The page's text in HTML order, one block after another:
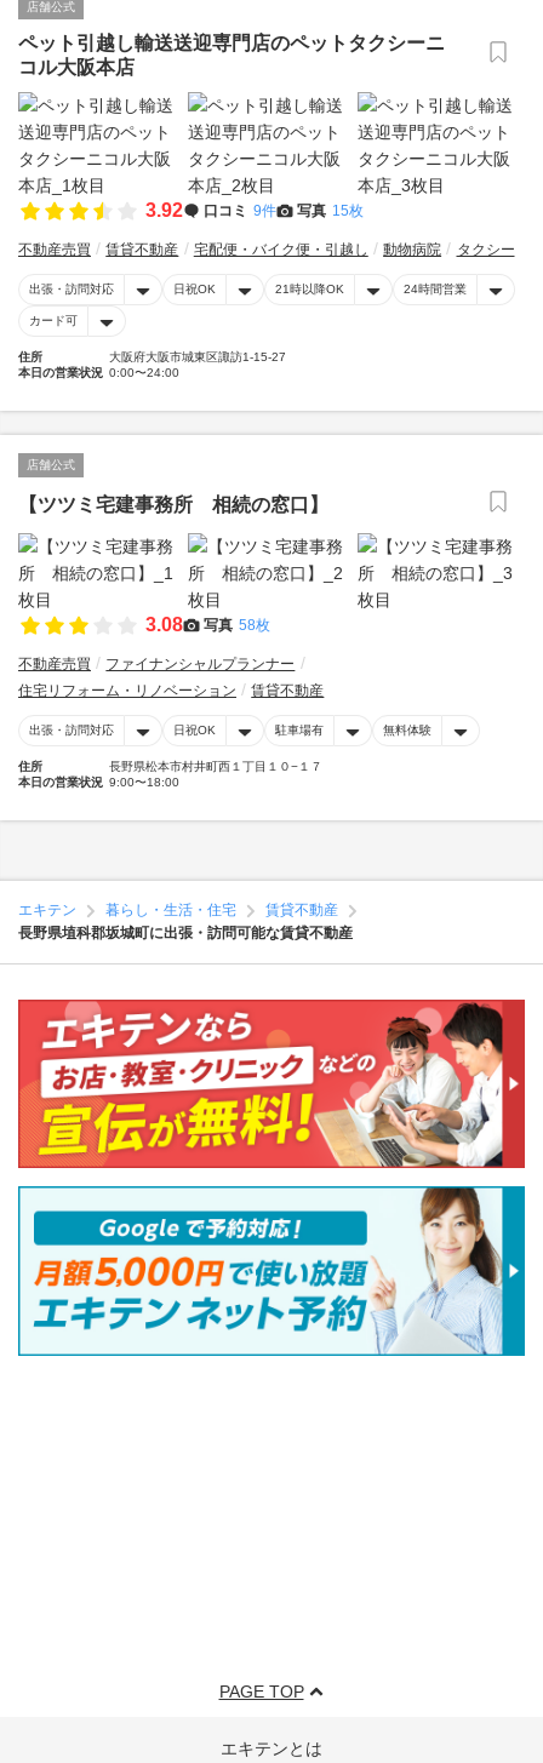
店舗公式
ペット引越し輸送送迎専門店のペットタクシーニ
コル大阪本店
3.92 口コミ 9件 写真 15枚
不動産売買 賃貸不動産 宅配便・バイク便・引越し 動物病院 タクシー
出張・訪問対応 日祝OK 21時以降OK 24時間営業
カード可
住所
大阪府大阪市城東区諏訪1-15-27
本日の営業状況 0:00〜24:00
店舗公式
【ツツミ宅建事務所 相続の窓口】
3.08 写真 58枚
不動産売買
ファイナンシャルプランナー
住宅リフォーム・リノベーション
賃貸不動産
出張・訪問対応 日祝OK 駐車場有 無料体験
住所
長野県松本市村井町西１丁目１０−１７
本日の営業状況 9:00〜18:00
エキテン 暮らし・生活・住宅
賃貸不動産
長野県埴科郡坂城町に出張・訪問可能な賃貸不動産
PAGE TOP
エキテンとは